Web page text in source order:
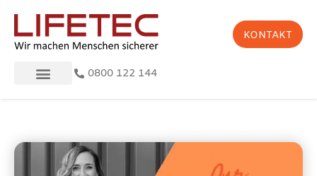
KONTAKT
0800 122 144